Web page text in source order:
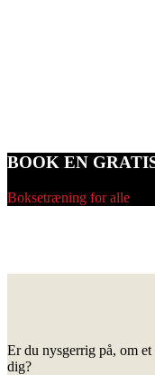
BOOK EN
Boksetræning for alle
Er du nysgerrig på, om
dig?